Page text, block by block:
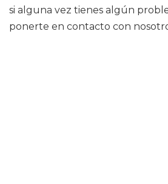
si alguna vez tienes algún
ponerte en contacto con